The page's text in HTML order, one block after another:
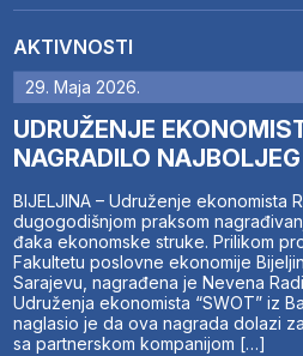
AKTIVNOSTI
29. Maja 2026.
UDRUŽENJE
NAGRADILO
BIJELJINA – Udruženje ekonomista
dugogodišnjom praksom
đaka ekonomske struke. Prilikom
Fakultetu poslovne ekonomije
Sarajevu, nagrađena je Nevena
Udruženja ekonomista “SWOT” iz
naglasio je da ova nagrada dolazi
sa partnerskom kompanijom […]